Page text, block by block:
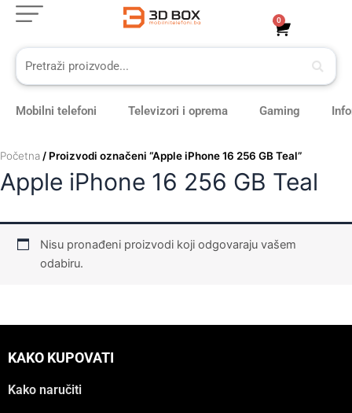
Skip
content
0
Cart
Mobilni telefoni Televizori i oprema Gaming
Početna / Proizvodi označeni “Apple iPhone 16 256 GB Teal”
Apple iPhone 16 256 GB Teal
Nisu pronađeni proizvodi koji odgovaraju vašem
odabiru.
KAKO KUPOVATI
Kako naručiti